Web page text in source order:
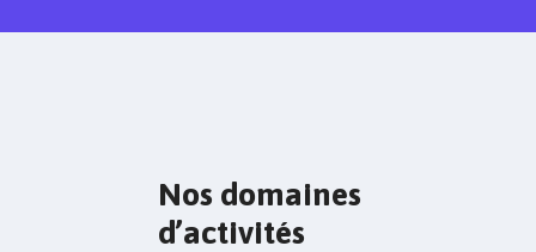
Nos domaines
d’activités